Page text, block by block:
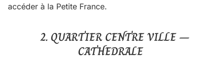
accéder à la Petite France.
2. QUARTIER CENTRE VILLE –
CATHEDRALE